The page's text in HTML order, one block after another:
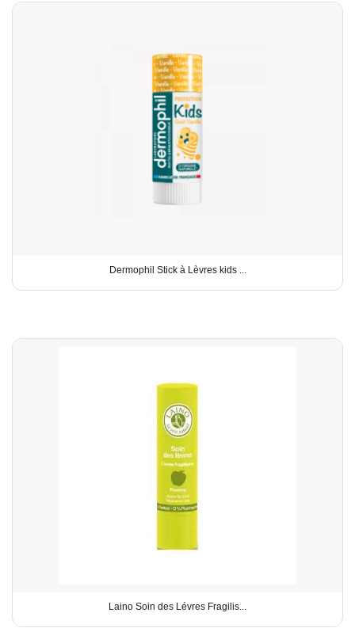
Dermophil Stick à Lèvres kids ...
Laino Soin des Lévres Fragilis...